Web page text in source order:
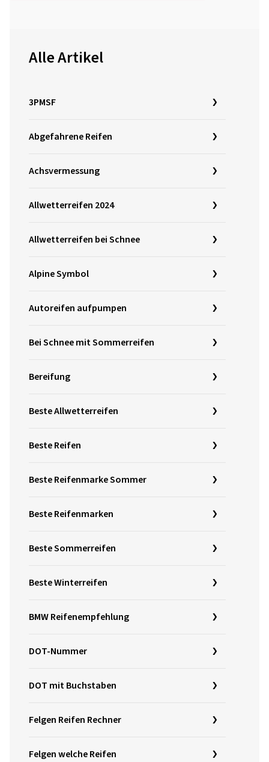
Alle Artikel
3PMSF
Abgefahrene Reifen
Achsvermessung
Allwetterreifen 2024
Allwetterreifen bei Schnee
Alpine Symbol
Autoreifen aufpumpen
Bei Schnee mit Sommerreifen
Bereifung
Beste Allwetterreifen
Beste Reifen
Beste Reifenmarke Sommer
Beste Reifenmarken
Beste Sommerreifen
Beste Winterreifen
BMW Reifenempfehlung
DOT-Nummer
DOT mit Buchstaben
Felgen Reifen Rechner
Felgen welche Reifen